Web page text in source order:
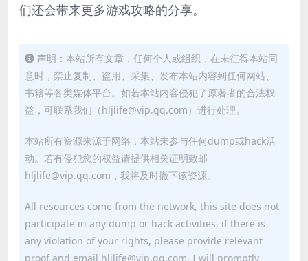
们还会带来更多游戏攻略的分享。
声明：本站所有文章，任何个人或组织，在未征得本站同
意时，禁止复制、盗用、采集、发布本站内容到任何网站、
书籍等各类媒体平台。如若本站内容侵犯了原著者的合法权
益，可联系我们（hljlife@vip.qq.com）进行处理。
本站所有资源来源于网络，本站未参与任何dump或hack活
动。若有侵犯您的权益请提供相关证明致邮
hljlife@vip.qq.com，我将及时撤下该资源。
All resources come from the network, this site does not
participate in any dump or hack activities, if there is
any violation of your rights, please provide relevant
proof and email hljlife@vip.qq.com, I will promptly